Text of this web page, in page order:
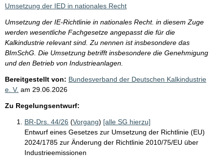
Umsetzung der IED in nationales Recht
Umsetzung der IE-Richtlinie in nationales Recht. in diesem Zuge
werden wesentliche Fachgesetze angepasst die für die
Kalkindustrie relevant sind. Zu nennen ist insbesondere das
BImSchG. Die Umsetzung betrifft insbesondere die Genehmigung
und den Betrieb von Industrieanlagen.
Bereitgestellt von: Bundesverband der Deutschen Kalkindustrie
e. V. am 29.06.2026
Zu Regelungsentwurf:
BR-Drs. 44/26 (Vorgang) [alle SG hierzu]
Entwurf eines Gesetzes zur Umsetzung der Richtlinie (EU)
2024/1785 zur Änderung der Richtlinie 2010/75/EU über
Industrieemissionen